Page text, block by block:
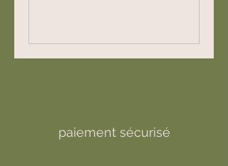
paiement sécurisé